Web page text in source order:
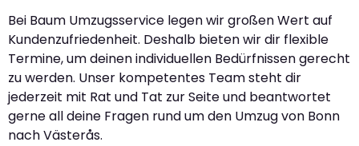
Bei Baum Umzugsservice legen wir großen Wert auf
Kundenzufriedenheit. Deshalb bieten wir dir flexible
Termine, um deinen individuellen Bedürfnissen gerecht
zu werden. Unser kompetentes Team steht dir
jederzeit mit Rat und Tat zur Seite und beantwortet
gerne all deine Fragen rund um den Umzug von Bonn
nach Västerås.